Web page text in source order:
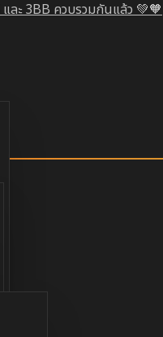
ละ 3BB ควบรวมกันแล้ว 💚🧡